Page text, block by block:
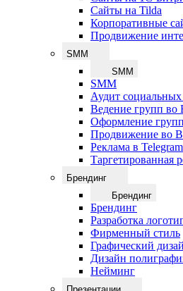
Сайты на Tilda
Корпоративные
Продвижение
SMM
SMM
SMM
Аудит социальных
Ведение групп во
Оформление
Продвижение во
Реклама в
Таргетированная
Брендинг
Брендинг
Брендинг
Разработка
Фирменный стиль
Графический
Дизайн
Нейминг